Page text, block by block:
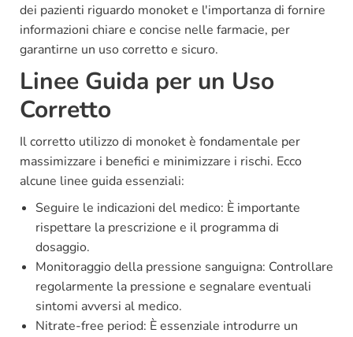
dei pazienti riguardo monoket e l'importanza di fornire
informazioni chiare e concise nelle farmacie, per
garantirne un uso corretto e sicuro.
Linee Guida per un Uso
Corretto
Il corretto utilizzo di monoket è fondamentale per
massimizzare i benefici e minimizzare i rischi. Ecco
alcune linee guida essenziali:
Seguire le indicazioni del medico: È importante
rispettare la prescrizione e il programma di
dosaggio.
Monitoraggio della pressione sanguigna: Controllare
regolarmente la pressione e segnalare eventuali
sintomi avversi al medico.
Nitrate-free period: È essenziale introdurre un